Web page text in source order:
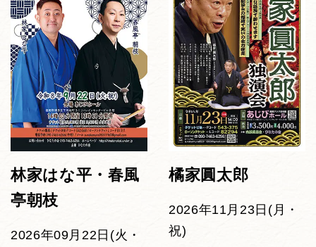
林家はな平・春風
亭朝枝
2026年09月22日(火・
橘家圓太郎
2026年11月23日(月・
祝)